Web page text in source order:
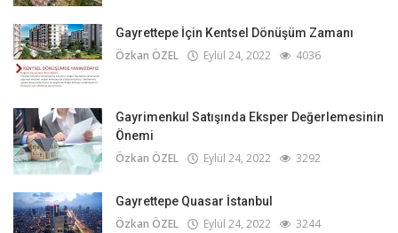
Gayrettepe İçin Kentsel Dönüşüm Zamanı
Özkan ÖZEL Eylül 24, 2022 4036
Gayrimenkul Satışında Eksper Değerlemesinin
Önemi
Özkan ÖZEL Eylül 24, 2022 3292
Gayrettepe Quasar İstanbul
Özkan ÖZEL Eylül 24, 2022 3244